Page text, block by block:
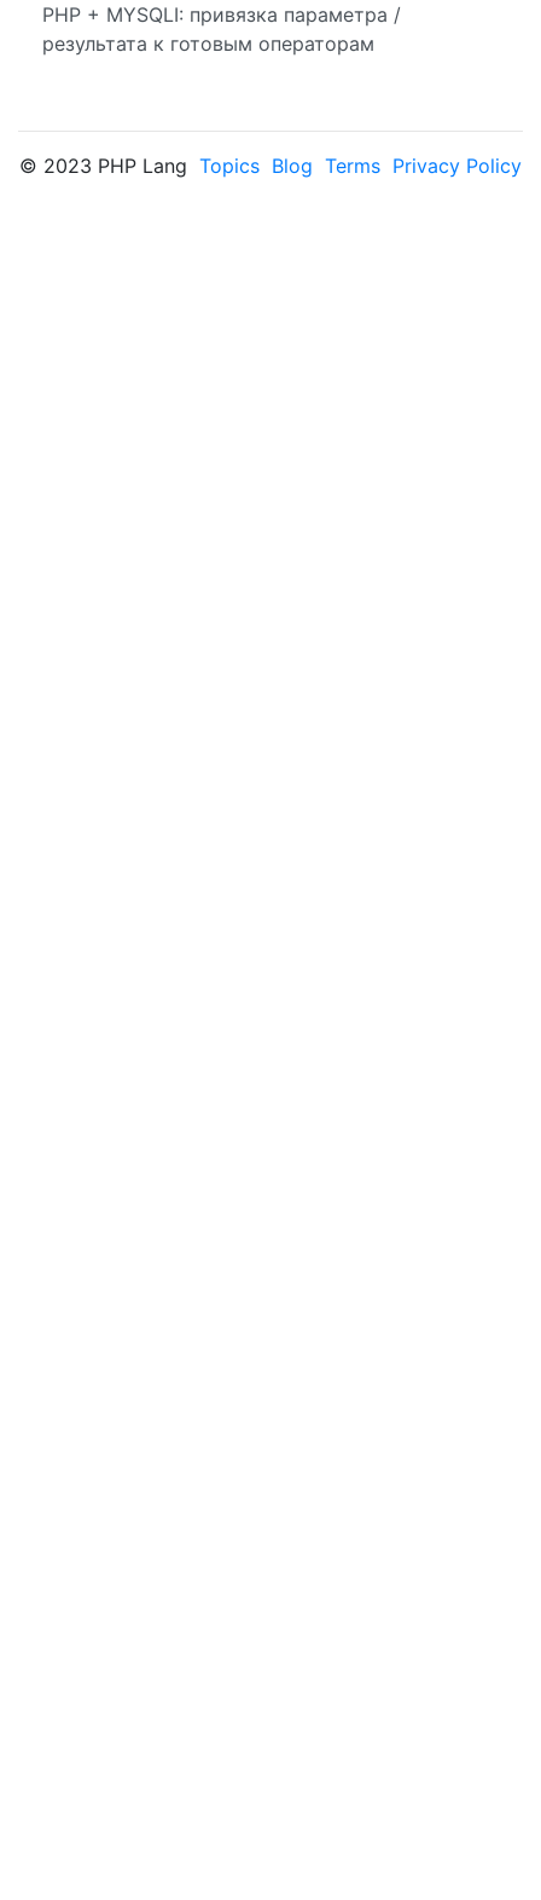
PHP + MYSQLI: привязка параметра /
результата к готовым операторам
© 2023 PHP Lang Topics Blog Terms Privacy Policy